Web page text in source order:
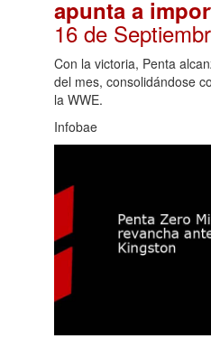
apunta a
16 de
Con la victoria, Penta
del mes, consolidándose
la WWE.
Infobae